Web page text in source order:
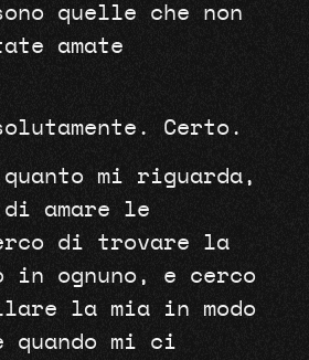
quelle che non
amate
Certo.
mi riguarda,
amare le
di trovare la
in ognuno, e cerco
la mia in modo
mi ci